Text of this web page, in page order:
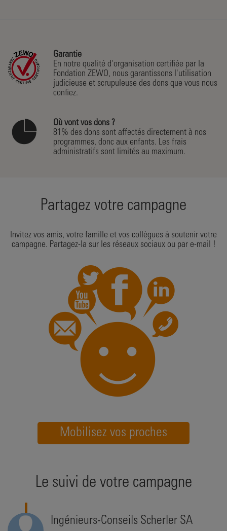
Garantie
En notre qualité d'organisation certifiée par la
Fondation ZEWO, nous garantissons l'utilisation
judicieuse et scrupuleuse des dons que vous nous
confiez.
Où vont vos dons ?
81% des dons sont affectés directement à nos
programmes, donc aux enfants. Les frais
administratifs sont limités au maximum.
Partagez votre campagne
Invitez vos amis, votre famille et vos collègues à soutenir votre
campagne. Partagez-la sur les réseaux sociaux ou par e-mail !
Mobilisez vos proches
Le suivi de votre campagne
Ingénieurs-Conseils Scherler SA